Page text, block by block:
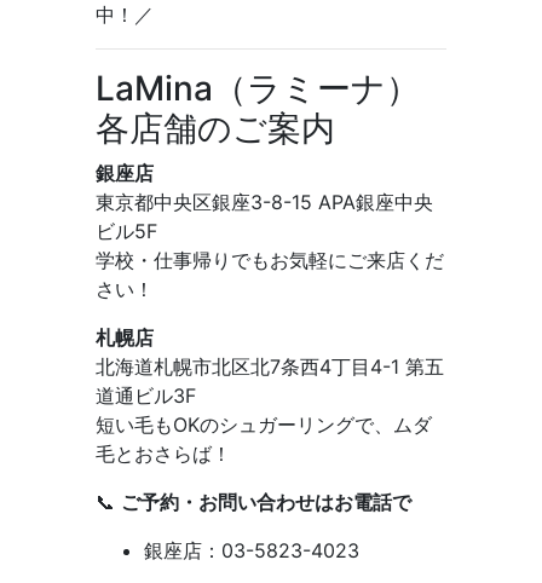
中！／
LaMina（ラミーナ）
各店舗のご案内
銀座店
東京都中央区銀座3-8-15 APA銀座中央
ビル5F
学校・仕事帰りでもお気軽にご来店くだ
さい！
札幌店
北海道札幌市北区北7条西4丁目4-1 第五
道通ビル3F
短い毛もOKのシュガーリングで、ムダ
毛とおさらば！
📞 ご予約・お問い合わせはお電話で
銀座店：03-5823-4023